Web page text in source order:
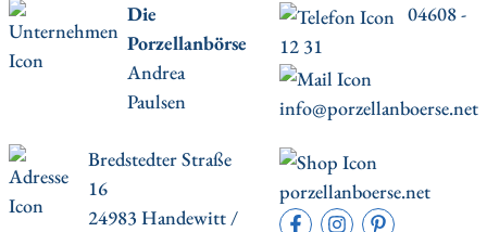
Die
Porzellanbörse
Andrea
Paulsen
04608 -
12 31
info@porzellanboerse.net
Bredstedter Straße
16
24983 Handewitt /
porzellanboerse.net